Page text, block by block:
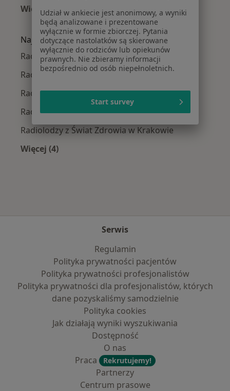
Więcej (15)
Więcej w kategorii: Najczęście leczone
Najpopularniejsze ubezpieczenia
Radiolodzy z Allianz w Krakowie
Radiolodzy z Signal Iduna w Krakowie
Radiolodzy z JP MEDICA w Krakowie
Radiolodzy z TU Zdrowie w Krakowie
Radiolodzy z Świat Zdrowia w Krakowie
Więcej (4)
Serwis
Regulamin
Polityka prywatności pacjentów
Polityka prywatności profesjonalistów
Polityka prywatności dla profesjonalistów, których
dane pozyskaliśmy samodzielnie
Polityka cookies
Jak działają wyniki wyszukiwania
Dostępność
O nas
Praca
Rekrutujemy!
Partnerzy
Centrum prasowe
Udział w ankiecie jest anonimowy, a wyniki
będą analizowane i prezentowane
wyłącznie w formie zbiorczej. Pytania
dotyczące nastolatków są skierowane
wyłącznie do rodziców lub opiekunów
prawnych. Nie zbieramy informacji
bezpośrednio od osób niepełnoletnich.
Start survey